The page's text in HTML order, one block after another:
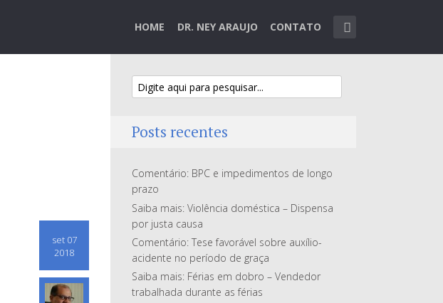
HOME DR. NEY ARAUJO CONTATO
set 07
2018
Posts recentes
Comentário: BPC e impedimentos de longo
prazo
Saiba mais: Violência doméstica – Dispensa
por justa causa
Comentário: Tese favorável sobre auxílio-
acidente no período de graça
Saiba mais: Férias em dobro – Vendedor
trabalhada durante as férias